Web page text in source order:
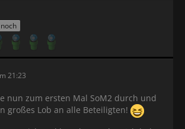
21:23
nun zum ersten Mal SoM2 durch und
großes Lob an alle Beteiligten!